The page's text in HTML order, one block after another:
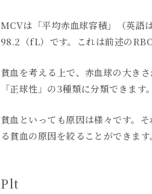
MCVは「平均赤血球容積」（英
98.2（fL）です。これは前述の
貧血を考える上で、赤血球の大き
「正球性」の3種類に分類できます。
貧血といっても原因は様々です。
る貧血の原因を絞ることができま
Plt